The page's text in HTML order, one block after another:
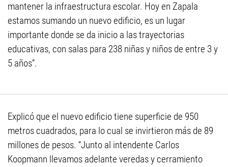
mantener la infraestructura escolar. Hoy en Zapala
estamos sumando un nuevo edificio, es un lugar
importante donde se da inicio a las trayectorias
educativas, con salas para 238 niñas y niños de entre 3 y
5 años”.
Explicó que el nuevo edificio tiene superficie de 950
metros cuadrados, para lo cual se invirtieron más de 89
millones de pesos. “Junto al intendente Carlos
Koopmann llevamos adelante veredas y cerramiento